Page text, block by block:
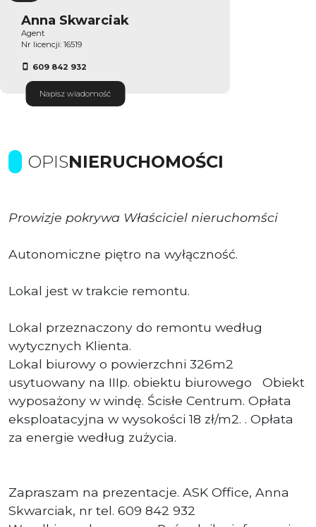
Anna Skwarciak
Agent
Nr licencji: 16519
609 842 932
Napisz wiadomość
OPISNIERUCHOMOŚCI
Prowizje pokrywa Właściciel nieruchomści
Autonomiczne piętro na wyłączność.
Lokal jest w trakcie remontu.
Lokal przeznaczony do remontu według
wytycznych Klienta.
Lokal biurowy o powierzchni 326m2
usytuowany na IIIp. obiektu biurowego Obiekt
wyposażony w windę. Ścisłe Centrum. Opłata
eksploatacyjna w wysokości 18 zł/m2. . Opłata
za energie według zużycia.
Zapraszam na prezentacje. ASK Office, Anna
Skwarciak, nr tel. 609 842 932